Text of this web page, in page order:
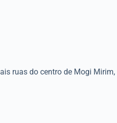
ruas do centro de Mogi Mirim,